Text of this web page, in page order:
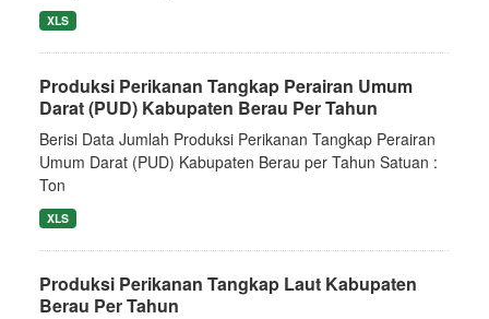
XLS
Produksi Perikanan Tangkap Perairan Umum
Darat (PUD) Kabupaten Berau Per Tahun
Berisi Data Jumlah Produksi Perikanan Tangkap Perairan
Umum Darat (PUD) Kabupaten Berau per Tahun Satuan :
Ton
XLS
Produksi Perikanan Tangkap Laut Kabupaten
Berau Per Tahun